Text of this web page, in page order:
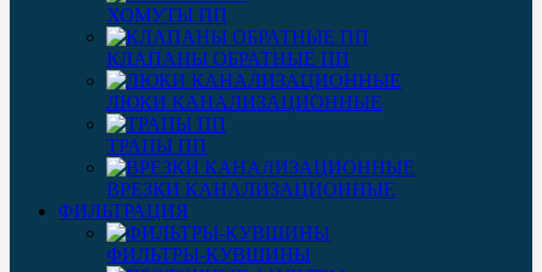
ХОМУТЫ ПП
КЛАПАНЫ ОБРАТНЫЕ ПП
ЛЮКИ КАНАЛИЗАЦИОННЫЕ
ТРАПЫ ПП
ВРЕЗКИ КАНАЛИЗАЦИОННЫЕ
ФИЛЬТРАЦИЯ
ФИЛЬТРЫ-КУВШИНЫ